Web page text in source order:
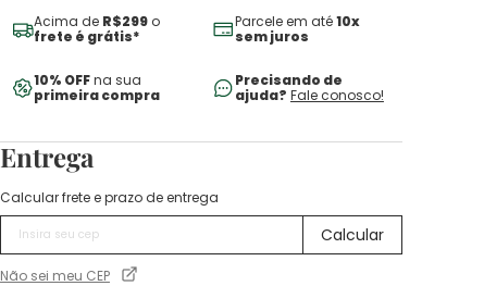
Acima de R$299o
frete é grátis*
Parcele em até10x
sem juros
10% OFFna sua
primeira compra
Precisando de
ajuda? Fale conosco!
Entrega
Calcular frete e prazo de entrega
Não sei meu CEP